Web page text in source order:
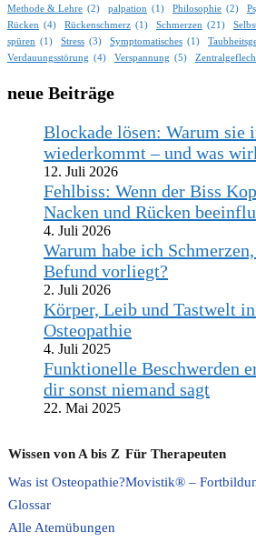
Methode & Lehre (2) palpation (1) Philosophie (2)
Rücken (4) Rückenschmerz (1) Schmerzen (21)
spüren (1) Stress (3) Symptomatisches (1)
Verdauungsstörung (4) Verspannung (5)
neue Beiträge
Blockade lösen: Warum sie
wiederkommt – und was
12. Juli 2026
Fehlbiss: Wenn der Biss
Nacken und Rücken
4. Juli 2026
Warum habe ich
Befund vorliegt?
2. Juli 2026
Körper, Leib und Tastwelt
Osteopathie
4. Juli 2025
Funktionelle Beschwerden
dir sonst niemand sagt
22. Mai 2025
Wissen von A bis Z
Was ist Osteopathie?
Glossar
Alle Atemübungen
Für Therapeuten
Movistik® –